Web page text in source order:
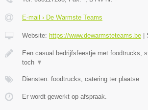
E-mail › De Warmste Teams
Website: https://www.dewarmsteteams.be |
Een casual bedrijfsfeestje met foodtrucks,
toch ▼
Diensten: foodtrucks, catering ter plaatse
Er wordt gewerkt op afspraak.